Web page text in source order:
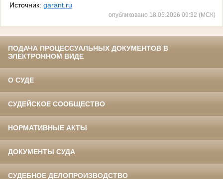
Источник: garant.ru
опубликовано 18.05.2026 09:32 (МСК)
ПОДАЧА ПРОЦЕССУАЛЬНЫХ ДОКУМЕНТОВ В
ЭЛЕКТРОННОМ ВИДЕ
О СУДЕ
СУДЕЙСКОЕ СООБЩЕСТВО
НОРМАТИВНЫЕ АКТЫ
ДОКУМЕНТЫ СУДА
СУДЕБНОЕ ДЕЛОПРОИЗВОДСТВО